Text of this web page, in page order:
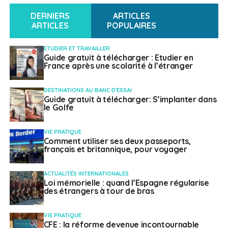
dispersées dans différentes villes», explique-t-il,
constatant que beaucoup de compatriotes privilégient
l’intégration locale plutôt que les regroupements
patriotiques traditionnels.
Des besoins
d’accompagnement qui
évoluent avec les
nouvelles mobilités
Cette transition vers des parcours individuels fait
émerger des vulnérabilités inédites que les institutions
peinent parfois à capter. Arrivée à Melbourne en
Vacances‑Travail
ignorait tout de l’existence des conseillers consulaires
DERNIERS
ARTICLES
ARTICLES
POPULAIRES
ETUDIER ET TRAVAILLER
Guide gratuit à télécharger : Etudier en
France après une scolarité à l’étranger
DESTINATIONS AU BANC D'ESSAI
Guide gratuit à télécharger: S’implanter dans
le Golfe
VIE PRATIQUE
Comment utiliser ses deux passeports,
français et britannique, pour voyager
ACTUALITÉS INTERNATIONALES
Loi mémorielle : quand l’Espagne régularise
des étrangers à tour de bras
VIE PRATIQUE
CFE : la réforme devenue incontournable